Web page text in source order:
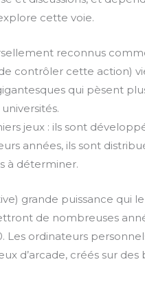
cette voie.
reconnus
contrôler cette action)
qui pèsent
jeux : ils sont
années, ils sont
à déterminer.
grande puissance qui
de nombreuses
ordinateurs
d’arcade, créés sur